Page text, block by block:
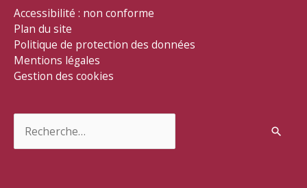
Accessibilité : non conforme
Plan du site
Politique de protection des données
Mentions légales
Gestion des cookies